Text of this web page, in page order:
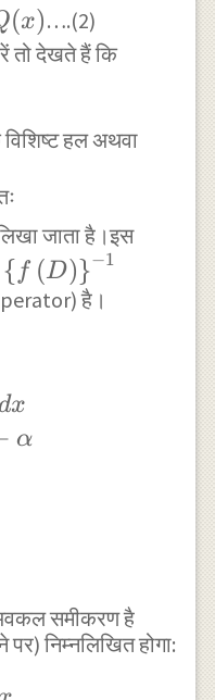
(x)….(2)
तो देखते हैं कि
हल अथवा
f\left(
D
\right)
\} }^{
जाता है।इस
{ \{
f\left(
\} }^{
-1 }
{ f (D)}−1
है।
x
α
समीकरण है
निम्नलिखित होगा: